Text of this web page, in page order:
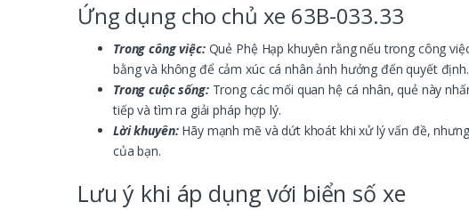
Ứng dụng cho chủ xe 63B-033.33
Trong công việc:Quẻ Phệ Hạp khuyên rằng nếu trong công
bằng và không để cảm xúc cá nhân ảnh hưởng đến quyết định.
Trong cuộc sống:Trong các mối quan hệ cá nhân, quẻ này
tiếp và tìm ra giải pháp hợp lý.
Lời khuyên:Hãy mạnh mẽ và dứt khoát khi xử lý vấn đề,
của bạn.
Lưu ý khi áp dụng với biển số xe